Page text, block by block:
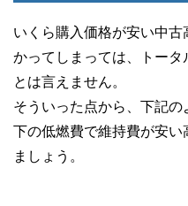
いくら購入価格が安い中
かってしまっては、トー
とは言えません。
そういった点から、下記
下の低燃費で維持費が安
ましょう。